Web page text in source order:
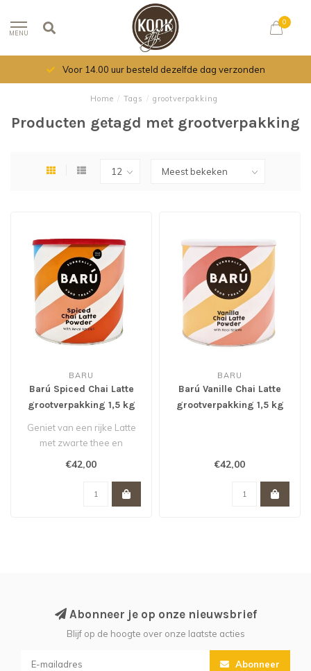
MENU
0
Voor 14.00 uur besteld dezelfde dag verzonden
Home / Tags / grootverpakking
Producten getagd met grootverpakking
BARU
Barú Spiced Chai Latte
grootverpakking 1,5 kg
Geniet van een rijke Latte
met zwarte thee en
specerijen zoals kaneel,
€42,00
BARU
Barú Vanille Chai Latte
grootverpakking 1,5 kg
€42,00
Abonneer je op onze nieuwsbrief
Blijf op de hoogte over onze laatste acties
Abonneer